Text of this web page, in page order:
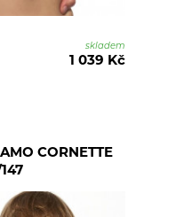
skladem
1 039 Kč
CORNETTE